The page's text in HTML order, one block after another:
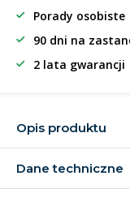
Porady osobiste
90 dni na
2 lata gwarancji
Opis produktu
Dane techniczne